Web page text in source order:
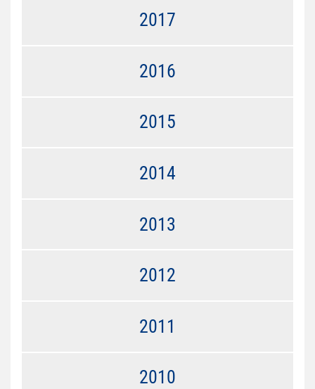
2017
2016
2015
2014
2013
2012
2011
2010